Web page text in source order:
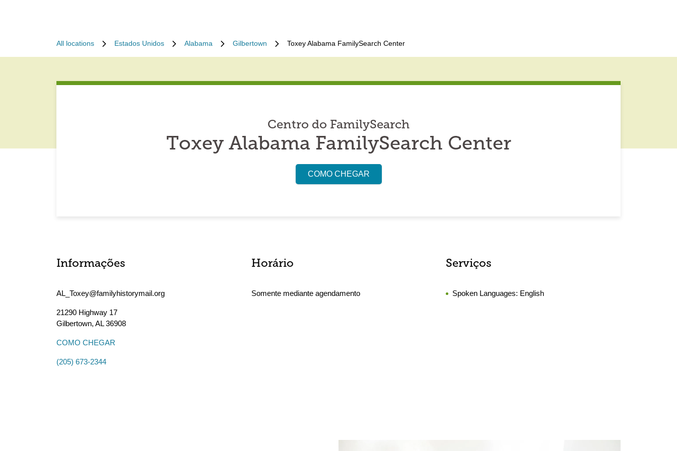
All locations Estados Unidos Alabama Gilbertown Toxey Alabama FamilySearch Center
Centro do FamilySearch
Toxey Alabama FamilySearch Center
COMO CHEGAR
Informações
AL_Toxey@familyhistorymail.org
21290 Highway 17
Gilbertown, AL36908
COMO CHEGAR
(205) 673-2344
Horário
Somente mediante agendamento
Serviços
Spoken Languages: English